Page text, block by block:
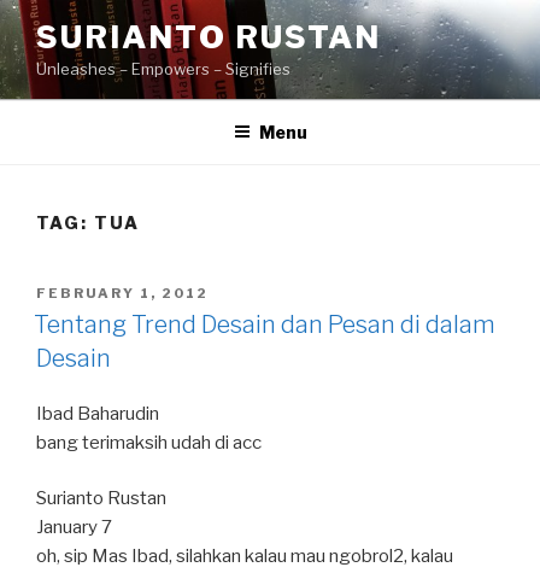
Skip
to
content
SURIANTO RUSTAN
Unleashes – Empowers – Signifies
Menu
TAG: TUA
POSTED
ON
FEBRUARY 1, 2012
Tentang Trend Desain dan Pesan di dalam
Desain
Ibad Baharudin
bang terimaksih udah di acc
Surianto Rustan
January 7
oh, sip Mas Ibad, silahkan kalau mau ngobrol2, kalau